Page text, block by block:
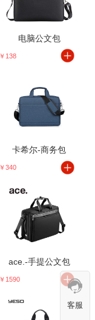
电脑公文包
￥138
卡希尔-商务包
￥340
ace.-手提公文包
￥1590
客服